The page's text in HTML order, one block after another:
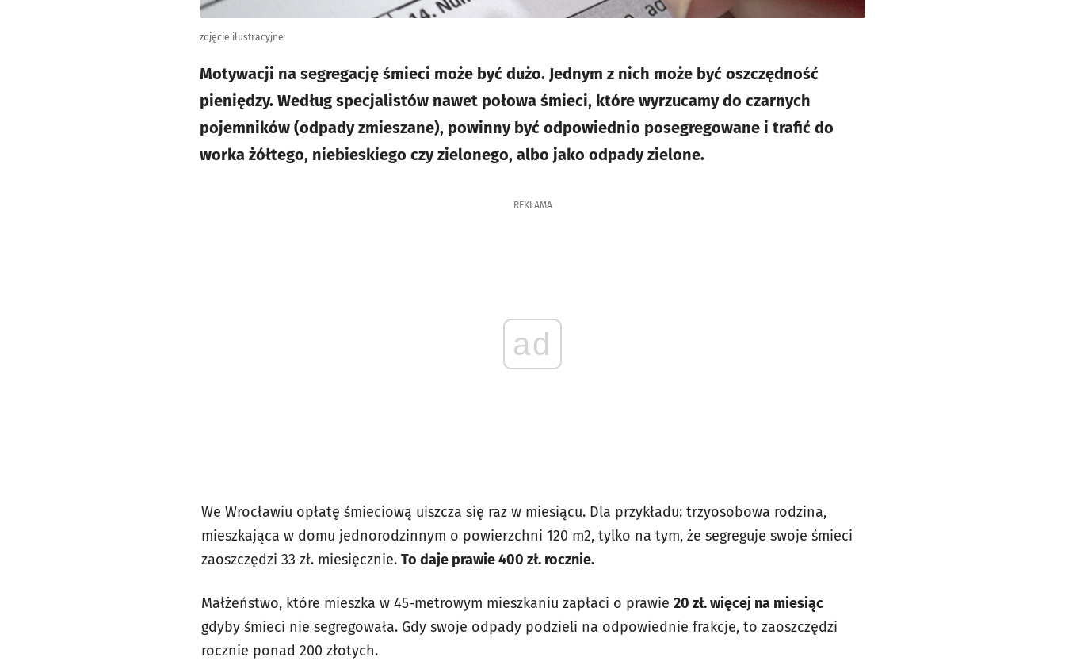
zdjęcie ilustracyjne
Motywacji na segregację śmieci może być dużo. Jednym z nich może być oszczędność
pieniędzy. Według specjalistów nawet połowa śmieci, które wyrzucamy do czarnych
pojemników (odpady zmieszane), powinny być odpowiednio posegregowane i trafić do
worka żółtego, niebieskiego czy zielonego, albo jako odpady zielone.
REKLAMA
ad
We Wrocławiu opłatę śmieciową uiszcza się raz w miesiącu. Dla przykładu: trzyosobowa rodzina,
mieszkająca w domu jednorodzinnym o powierzchni 120 m2, tylko na tym, że segreguje swoje śmieci
zaoszczędzi 33 zł. miesięcznie. To daje prawie 400 zł. rocznie.
Małżeństwo, które mieszka w 45-metrowym mieszkaniu zapłaci o prawie 20 zł. więcej na miesiąc
gdyby śmieci nie segregowała. Gdy swoje odpady podzieli na odpowiednie frakcje, to zaoszczędzi
rocznie ponad 200 złotych.